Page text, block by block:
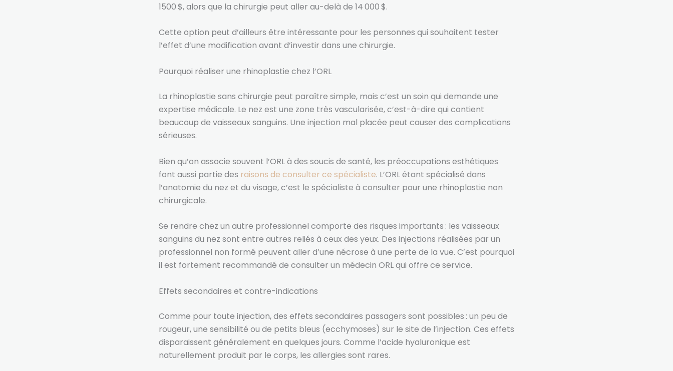
1500 $, alors que la chirurgie peut aller au-delà de 14 000 $.
Cette option peut d’ailleurs être intéressante pour les personnes qui souhaitent tester
l’effet d’une modification avant d’investir dans une chirurgie.
Pourquoi réaliser une rhinoplastie chez l’ORL
La rhinoplastie sans chirurgie peut paraître simple, mais c’est un soin qui demande une
expertise médicale. Le nez est une zone très vascularisée, c’est-à-dire qui contient
beaucoup de vaisseaux sanguins. Une injection mal placée peut causer des complications
sérieuses.
Bien qu’on associe souvent l’ORL à des soucis de santé, les préoccupations esthétiques
font aussi partie des raisons de consulter ce spécialiste. L’ORL étant spécialisé dans
l’anatomie du nez et du visage, c’est le spécialiste à consulter pour une rhinoplastie non
chirurgicale.
Se rendre chez un autre professionnel comporte des risques importants : les vaisseaux
sanguins du nez sont entre autres reliés à ceux des yeux. Des injections réalisées par un
professionnel non formé peuvent aller d’une nécrose à une perte de la vue. C’est pourquoi
il est fortement recommandé de consulter un médecin ORL qui offre ce service.
Effets secondaires et contre-indications
Comme pour toute injection, des effets secondaires passagers sont possibles : un peu de
rougeur, une sensibilité ou de petits bleus (ecchymoses) sur le site de l’injection. Ces effets
disparaissent généralement en quelques jours. Comme l’acide hyaluronique est
naturellement produit par le corps, les allergies sont rares.